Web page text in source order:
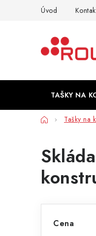
Úvod
TAŠKY NA
DomůTašky na
Cena